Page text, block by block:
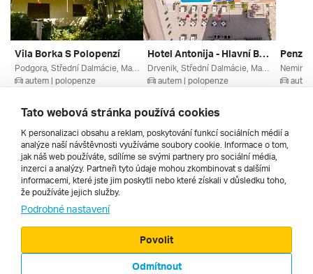
Vila Borka S Polopenzí
autem | polopenze
11 910 Kč
Hotel Antonija - Hlavní Budova ****
autem | polopenze
11 990 Kč
Všechny
Cestopisy
Tato webová stránka používá cookies
K personalizaci obsahu a reklam, poskytování funkcí sociálních médií a
analýze naší návštěvnosti využíváme soubory cookie. Informace o tom,
jak náš web používáte, sdílíme se svými partnery pro sociální média,
inzerci a analýzy. Partneři tyto údaje mohou zkombinovat s dalšími
informacemi, které jste jim poskytli nebo které získali v důsledku toho,
že používáte jejich služby.
Podrobné nastavení
Odmítnout
Povolit